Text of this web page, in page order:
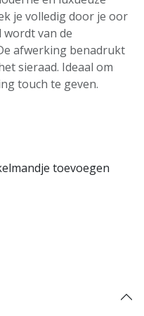
je volledig door je oor
van de
afwerking benadrukt
sieraad. Ideaal om
touch te geven.
toevoegen